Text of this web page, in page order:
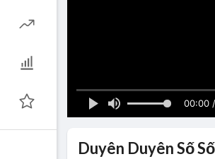
00:00
Duyên Duyên Số